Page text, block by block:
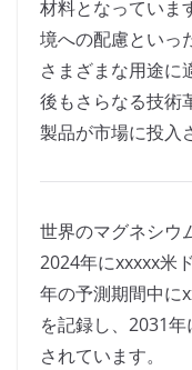
材料となっていま
境への配慮といっ
さまざまな用途に
後もさらなる技術
製品が市場に投入
世界のマグネシウ
2024年にxxxxx米
年の予測期間中に
を記録し、2031
されています。